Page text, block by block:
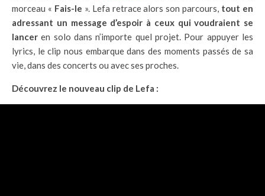
morceau « Fais-le ». Lefa retrace alors son parcours, tout en
adressant un message d’espoir à ceux qui voudraient se
lancer en solo dans n’importe quel projet. Pour appuyer les
lyrics, le clip nous embarque dans des moments passés de sa
vie, dans des concerts ou avec ses proches.
Découvrez le nouveau clip de Lefa :